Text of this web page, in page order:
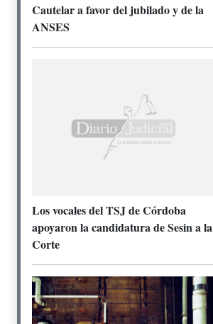
Cautelar a favor del jubilado y de la
ANSES
Los vocales del TSJ de Córdoba
apoyaron la candidatura de Sesin a la
Corte